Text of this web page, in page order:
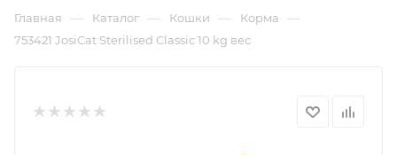
Главная — Каталог — Кошки — Корма —
753421 JosiCat Sterilised Classic 10 kg вес